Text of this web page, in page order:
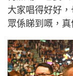
大家唱得好好
眾係睇到嘅，真